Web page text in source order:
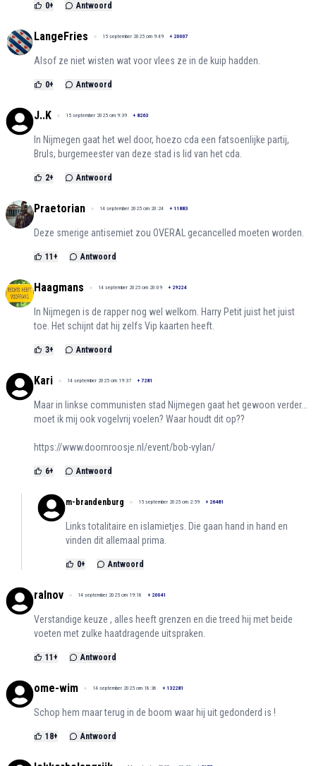
0+ Antwoord
LangeFries 15 september 2025 om 9:49 + 20007
Alsof ze niet wisten wat voor vlees ze in de kuip hadden.
0+ Antwoord
J..K 15 september 2025 om 9:39 + 8263
In Nijmegen gaat het wel door, hoezo cda een fatsoenlijke partij,
Bruls, burgemeester van deze stad is lid van het cda.
2+ Antwoord
Praetorian 14 september 2025 om 20:24 + 11883
Deze smerige antisemiet zou OVERAL gecancelled moeten worden.
11 + Antwoord
Haagmans 14 september 2025 om 20:09 + 29224
In Nijmegen is de rapper nog wel welkom. Harry Petit juist het juist
toe. Het schijnt dat hij zelfs Vip kaarten heeft.
3+ Antwoord
Kari 14 september 2025 om 19:37 + 7281
Maar in linkse communisten stad Nijmegen gaat het gewoon verder...
moet ik mij ook vogelvrij voelen? Waar houdt dit op??
https://www.doornroosje.nl/event/bob-vylan/
6+ Antwoord
m-brandenburg 15 september 2025 om 2:59 + 26481
Links totalitaire en islamietjes. Die gaan hand in hand en
vinden dit allemaal prima.
0+ Antwoord
ralnov 14 september 2025 om 19:18 + 20041
Verstandige keuze , alles heeft grenzen en die treed hij met beide
voeten met zulke haatdragende uitspraken.
11 + Antwoord
ome-wim 14 september 2025 om 18:36 + 132281
Schop hem maar terug in de boom waar hij uit gedonderd is !
18+ Antwoord